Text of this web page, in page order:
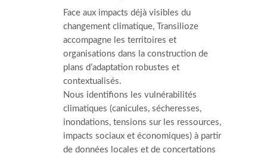
Face aux impacts déjà visibles du
changement climatique, Transilioze
accompagne les territoires et
organisations dans la construction de
plans d’adaptation robustes et
contextualisés.
Nous identifions les vulnérabilités
climatiques (canicules, sécheresses,
inondations, tensions sur les ressources,
impacts sociaux et économiques) à partir
de données locales et de concertations